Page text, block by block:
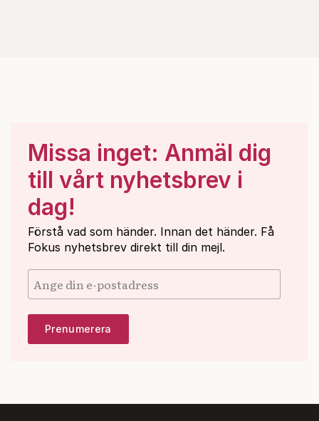
Missa inget: Anmäl dig
till vårt nyhetsbrev i
dag!
Förstå vad som händer. Innan det händer. Få
Fokus nyhetsbrev direkt till din mejl.